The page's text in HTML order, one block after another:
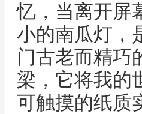
忆，当离开屏
小的南瓜灯，
门古老而精巧
梁，它将我的
可触摸的纸质